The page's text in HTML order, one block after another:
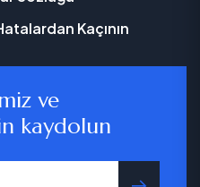
Kaçının
ve
kaydolun